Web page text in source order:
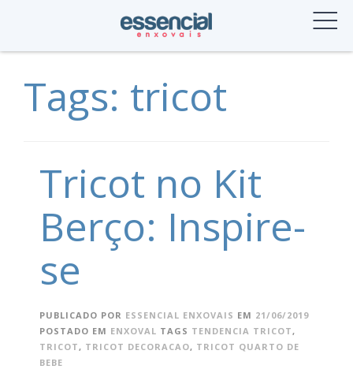
Tags: tricot
Tricot no Kit
Berço: Inspire-
se
PUBLICADO POR ESSENCIAL ENXOVAIS EM 21/06/2019
POSTADO EM ENXOVAL TAGS TENDENCIA TRICOT,
TRICOT, TRICOT DECORACAO, TRICOT QUARTO DE
BEBE